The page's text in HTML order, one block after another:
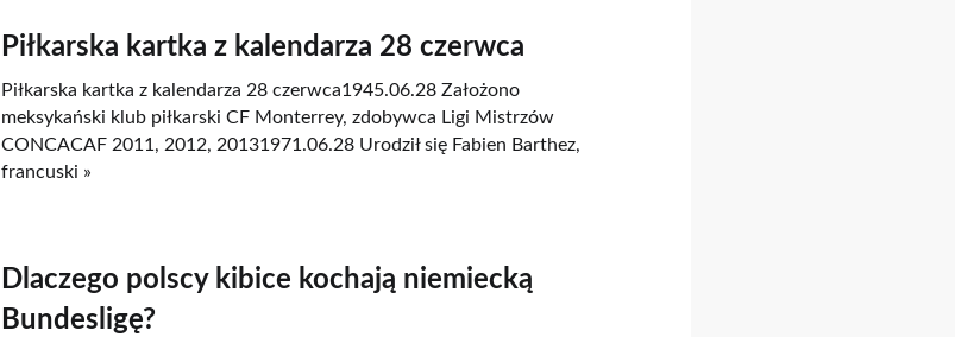
Piłkarska kartka z kalendarza 28 czerwca
Piłkarska kartka z kalendarza 28 czerwca1945.06.28 Założono
meksykański klub piłkarski CF Monterrey, zdobywca Ligi Mistrzów
CONCACAF 2011, 2012, 20131971.06.28 Urodził się Fabien Barthez,
francuski »
Dlaczego polscy kibice kochają niemiecką
Bundesligę?